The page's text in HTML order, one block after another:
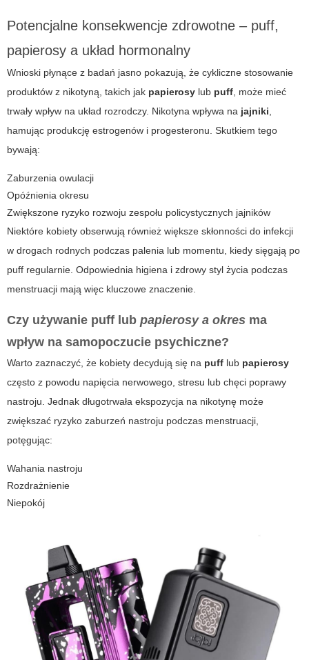
Potencjalne konsekwencje zdrowotne – puff,
papierosy a układ hormonalny
Wnioski płynące z badań jasno pokazują, że cykliczne stosowanie
produktów z nikotyną, takich jak papierosy lub puff, może mieć
trwały wpływ na układ rozrodczy. Nikotyna wpływa na jajniki,
hamując produkcję estrogenów i progesteronu. Skutkiem tego
bywają:
Zaburzenia owulacji
Opóźnienia okresu
Zwiększone ryzyko rozwoju zespołu policystycznych jajników
Niektóre kobiety obserwują również większe skłonności do infekcji
w drogach rodnych podczas palenia lub momentu, kiedy sięgają po
puff regularnie. Odpowiednia higiena i zdrowy styl życia podczas
menstruacji mają więc kluczowe znaczenie.
Czy używanie puff lub papierosy a okres ma
wpływ na samopoczucie psychiczne?
Warto zaznaczyć, że kobiety decydują się na puff lub papierosy
często z powodu napięcia nerwowego, stresu lub chęci poprawy
nastroju. Jednak długotrwała ekspozycja na nikotynę może
zwiększać ryzyko zaburzeń nastroju podczas menstruacji,
potęgując:
Wahania nastroju
Rozdrażnienie
Niepokój